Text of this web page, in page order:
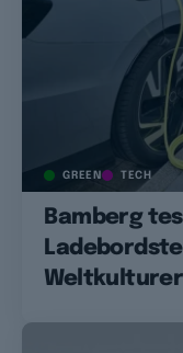
GREEN TECH
Bamberg